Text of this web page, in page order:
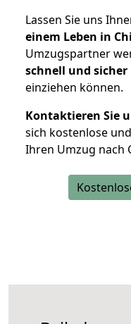
Lassen Sie uns
einem Leben in
Umzugspartner
schnell und sicher
einziehen können.
Kontaktieren Sie
sich kostenlose
Ihren Umzug nach